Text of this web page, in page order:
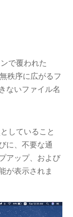
で覆われた
秩序に広がるフ
ないファイル名
していること
に、不要な通
アップ、および
が表示されま